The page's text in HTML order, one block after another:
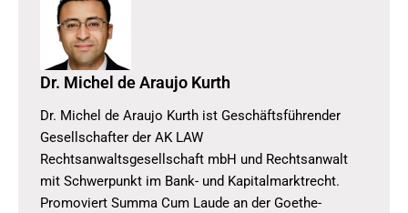
Dr. Michel de Araujo Kurth
Dr. Michel de Araujo Kurth ist Geschäftsführender
Gesellschafter der AK LAW
Rechtsanwaltsgesellschaft mbH und Rechtsanwalt
mit Schwerpunkt im Bank- und Kapitalmarktrecht.
Promoviert Summa Cum Laude an der Goethe-